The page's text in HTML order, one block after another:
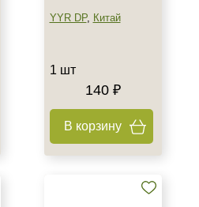
YYR DP, Китай
1 шт
140 ₽
В корзину